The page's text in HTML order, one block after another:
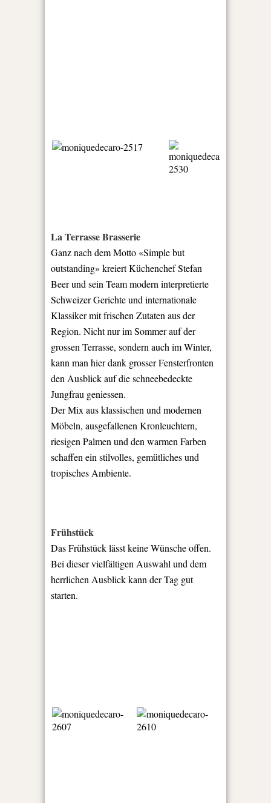
La Terrasse Brasserie
Ganz nach dem Motto «Simple but
outstanding» kreiert Küchenchef Stefan
Beer und sein Team modern interpretierte
Schweizer Gerichte und internationale
Klassiker mit frischen Zutaten aus der
Region. Nicht nur im Sommer auf der
grossen Terrasse, sondern auch im Winter,
kann man hier dank grosser Fensterfronten
den Ausblick auf die schneebedeckte
Jungfrau geniessen.
Der Mix aus klassischen und modernen
Möbeln, ausgefallenen Kronleuchtern,
riesigen Palmen und den warmen Farben
schaffen ein stilvolles, gemütliches und
tropisches Ambiente.
Frühstück
Das Frühstück lässt keine Wünsche offen.
Bei dieser vielfältigen Auswahl und dem
herrlichen Ausblick kann der Tag gut
starten.